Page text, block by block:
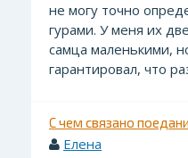
не могу точно
гурами. У меня их
самца маленькими,
гарантировал, что
С чем связано
Елена